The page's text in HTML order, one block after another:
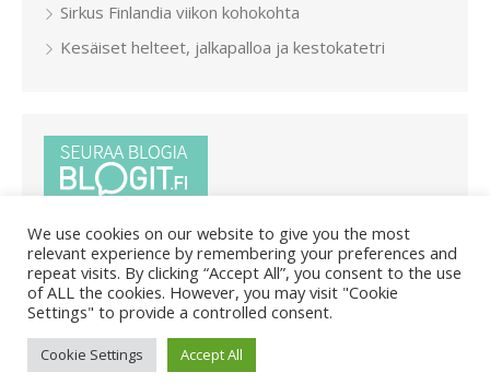
Sirkus Finlandia viikon kohokohta
Kesäiset helteet, jalkapalloa ja kestokatetri
© 2026 Pietar.in/ Powered by WordPress
Lab
We use cookies on our website to give you the most
relevant experience by remembering your preferences and
repeat visits. By clicking “Accept All”, you consent to the use
of ALL the cookies. However, you may visit "Cookie
Settings" to provide a controlled consent.
Cookie Settings Accept All